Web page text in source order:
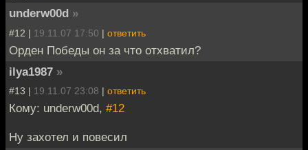
underw00d »
#12 | 19.11.07 17:50 | ответить
Орден Победы он за что отхватил?
ilya1987 »
#13 | 19.11.07 23:08 | ответить
Кому: underw00d, #12
Ну захотел и повесил